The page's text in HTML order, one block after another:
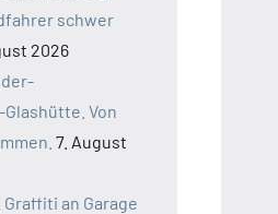
schwer
2026
Von
7. August
Graffiti an Garage